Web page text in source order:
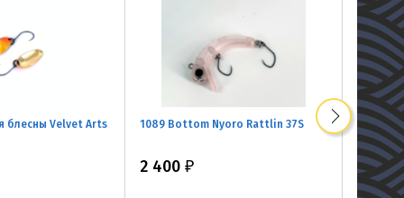
блесны Velvet Arts
1089 Bottom Nyoro Rattlin 37S
2 400 ₽
VELVET
1 300